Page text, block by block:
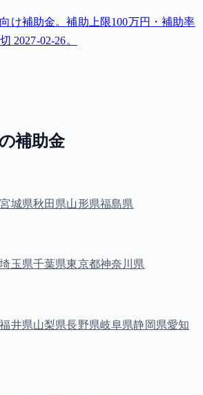
け補助金。補助上限100万円・補助率
2027-02-26。
補助金
宮城県秋田県山形県福島県
埼玉県千葉県東京都神奈川県
福井県山梨県長野県岐阜県静岡県愛知